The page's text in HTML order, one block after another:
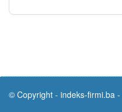
© Copyright - indeks-firmi.ba -